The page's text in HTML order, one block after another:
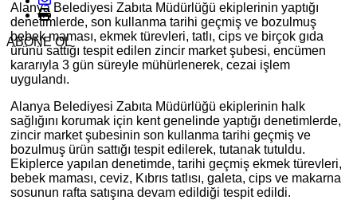
ABONE OL
Alanya Belediyesi Zabıta Müdürlüğü ekiplerinin yaptığı
denetimlerde, son kullanma tarihi geçmiş ve bozulmuş
bebek maması, ekmek türevleri, tatlı, cips ve birçok gıda
ürünü sattığı tespit edilen zincir market şubesi, encümen
kararıyla 3 gün süreyle mühürlenerek, cezai işlem
uygulandı.
Alanya Belediyesi Zabıta Müdürlüğü ekiplerinin halk
sağlığını korumak için kent genelinde yaptığı denetimlerde,
zincir market şubesinin son kullanma tarihi geçmiş ve
bozulmuş ürün sattığı tespit edilerek, tutanak tutuldu.
Ekiplerce yapılan denetimde, tarihi geçmiş ekmek türevleri,
bebek maması, ceviz, Kıbrıs tatlısı, galeta, cips ve makarna
sosunun rafta satışına devam edildiği tespit edildi.